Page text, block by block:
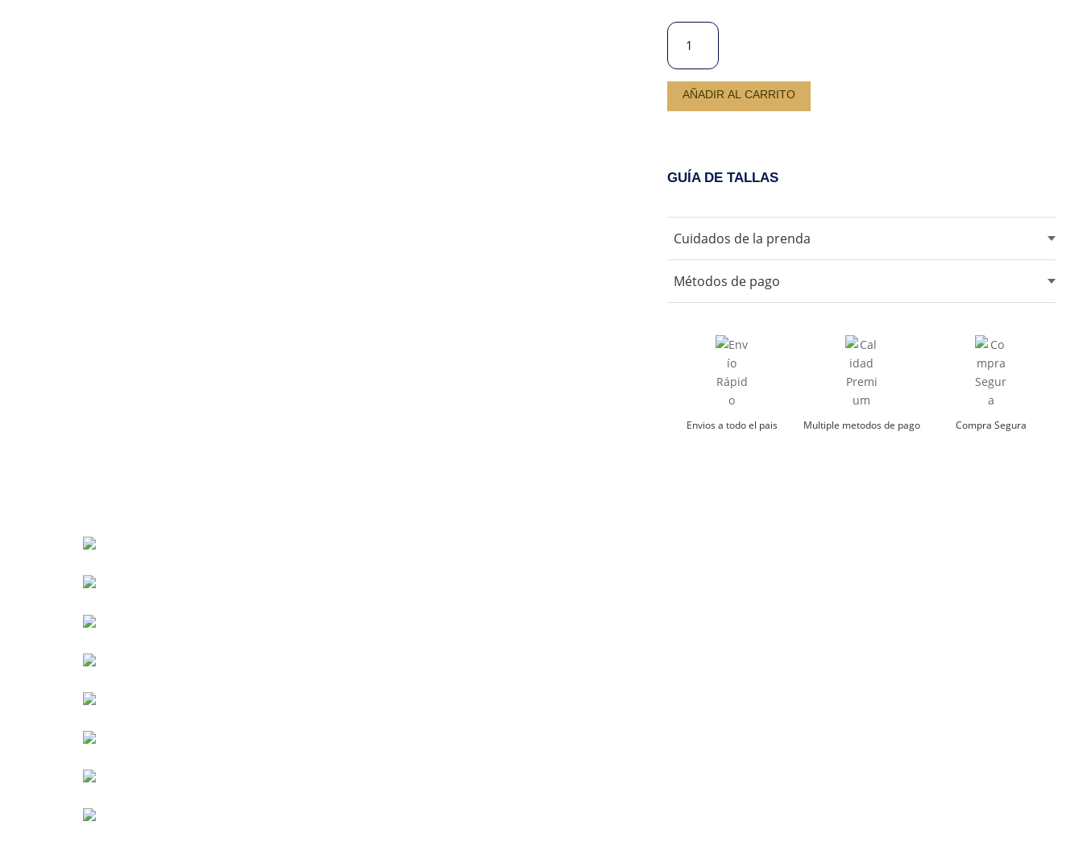
POLO
BASICO
CANTIDAD
AÑADIR AL CARRITO
GUÍA DE TALLAS
Cuidados de la prenda
No usar maquina secadora.
Secarlo en sombra.
No remojar
Planchar a temperatura moderada
Métodos de pago
Aceptamos tarjetas de crédito, débito, transferencias bancarias y
billeteras digitales.
Envios a todo el pais Multiple metodos de pago Compra Segura